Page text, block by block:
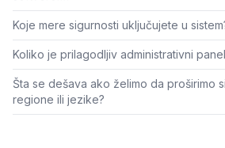
Koje mere sigurnosti uključujete u
Koliko je prilagodljiv administrativni
Šta se dešava ako želimo da proširimo
regione ili jezike?